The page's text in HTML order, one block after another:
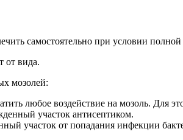
самостоятельно при условии полной
от вида.
мозолей:
любое воздействие на мозоль. Для
участок антисептиком.
участок от попадания инфекции